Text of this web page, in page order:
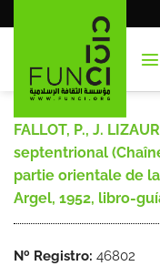
al
FALLOT, P., J.
septentrional
partie orientale de
Argel, 1952, libro-
Nº Registro: 46802